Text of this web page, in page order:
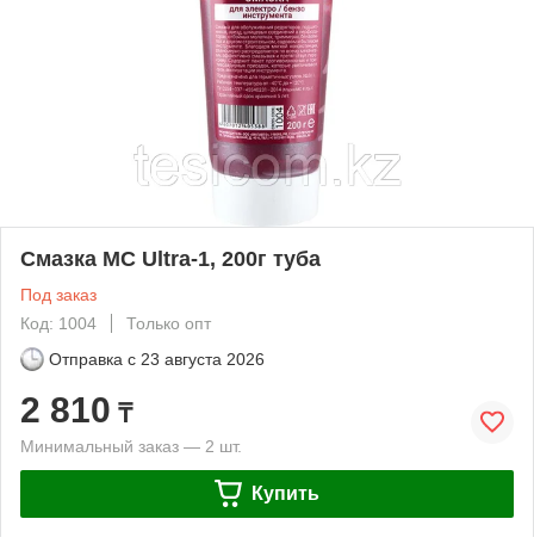
Смазка МС Ultra-1, 200г туба
Под заказ
Код: 1004
Только опт
Отправка с 23 августа 2026
2 810 ₸
Минимальный заказ — 2 шт.
Купить